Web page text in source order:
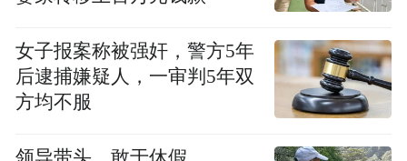
空间主题展”以“一境一心”为主题，甄选一批
艺术感觉独到的设计产品集中展示，鼓励佛
禅艺术在生活中的回归和创新，将东方美学
元素、佛教文化的意境和内涵融合在艺术设
女子报案称被强奸，警方5年
后逮捕嫌疑人，一审判5年双
方均不服